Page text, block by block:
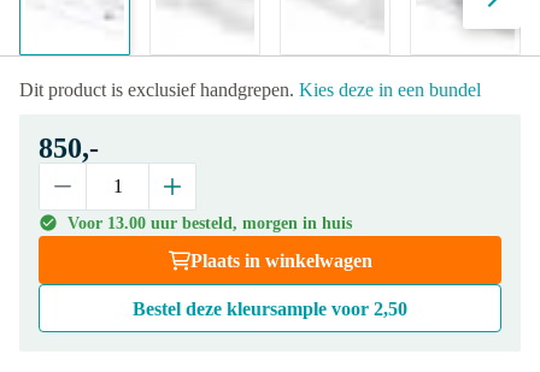
Dit product is exclusief handgrepen. Kies deze in een bundel
850,-
Voor 13.00 uur besteld, morgen in huis
Plaats in winkelwagen
Bestel deze kleursample voor 2,50